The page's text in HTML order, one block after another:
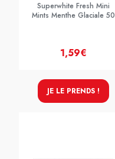
Superwhite Fresh Mini
Mints Menthe Glaciale 50
1,59€
JE LE PRENDS !